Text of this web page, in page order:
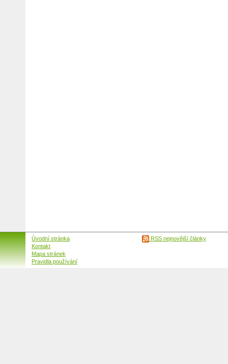
Úvodní stránka
Kontakt
Mapa stránek
Pravidla používání
RSS nejnovější články